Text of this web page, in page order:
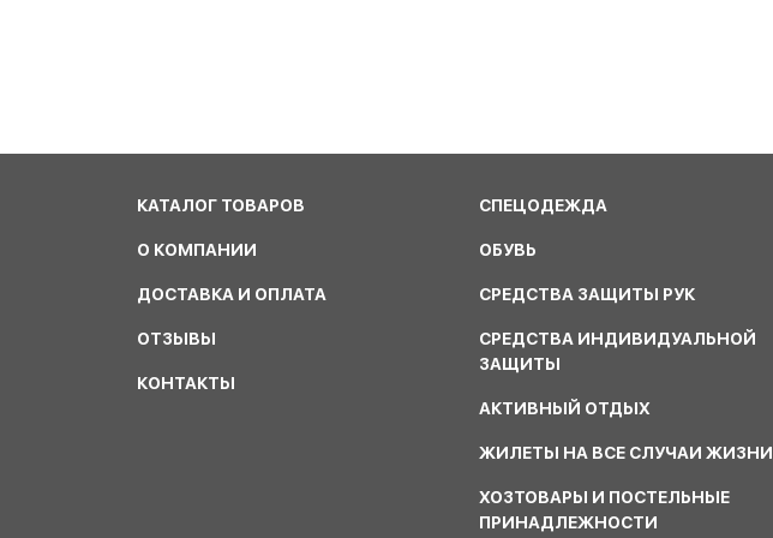
КАТАЛОГ ТОВАРОВ
О КОМПАНИИ
ДОСТАВКА И ОПЛАТА
ОТЗЫВЫ
КОНТАКТЫ
СПЕЦОДЕЖДА
ОБУВЬ
СРЕДСТВА ЗАЩИТЫ РУК
СРЕДСТВА ИНДИВИДУАЛЬНОЙ
ЗАЩИТЫ
АКТИВНЫЙ ОТДЫХ
ЖИЛЕТЫ НА ВСЕ СЛУЧАИ ЖИЗНИ
ХОЗТОВАРЫ И ПОСТЕЛЬНЫЕ
ПРИНАДЛЕЖНОСТИ